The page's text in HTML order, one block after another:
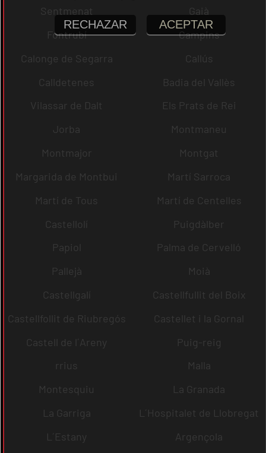
Sentmenat
Gaià
Fontrubí
Campins
Calonge de Segarra
Callús
Calldetenes
Badia del Vallès
Vilassar de Dalt
Els Prats de Rei
Jorba
Montmaneu
Montmajor
Montgat
Margarida de Montbui
Martí Sarroca
Martí de Tous
Martí de Centelles
Castellolí
Puigdàlber
Papiol
Palma de Cervelló
Pallejà
Moià
Castellgalí
Castellfullit del Boix
Castellfollit de Riubregós
Castellet i la Gornal
Castell de l´Areny
Puig-reig
rrius
Malla
Montesquiu
La Granada
La Garriga
L´Hospitalet de Llobregat
L´Estany
Argençola
RECHAZAR ACEPTAR